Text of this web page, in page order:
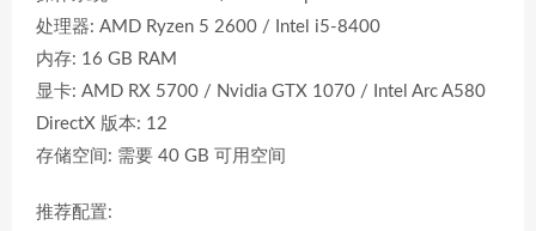
处理器: AMD Ryzen 5 2600 / Intel i5-8400
内存: 16 GB RAM
显卡: AMD RX 5700 / Nvidia GTX 1070 / Intel Arc A580
DirectX 版本: 12
存储空间: 需要 40 GB 可用空间
推荐配置: